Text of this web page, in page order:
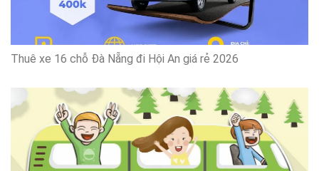
Thuê xe 16 chỗ Đà Nẵng đi Hội An giá rẻ 2026